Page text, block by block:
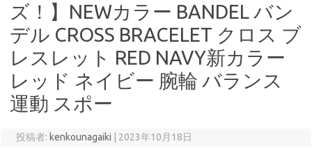
ズ！】NEWカラー BANDEL バン
デル CROSS BRACELET クロス ブ
レスレット RED NAVY新カラー
レッド ネイビー 腕輪 バランス
運動 スポー
投稿者: kenkounagaiki 2023年10月18日